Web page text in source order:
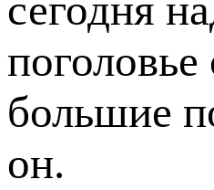
сегодня
большие
он.